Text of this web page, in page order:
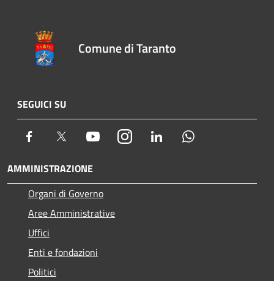
Comune di Taranto
SEGUICI SU
Facebook Twitter YoutubeInstagram LinkedIn
AMMINISTRAZIONE
Organi di Governo
Aree Amministrative
Uffici
Enti e fondazioni
Politici